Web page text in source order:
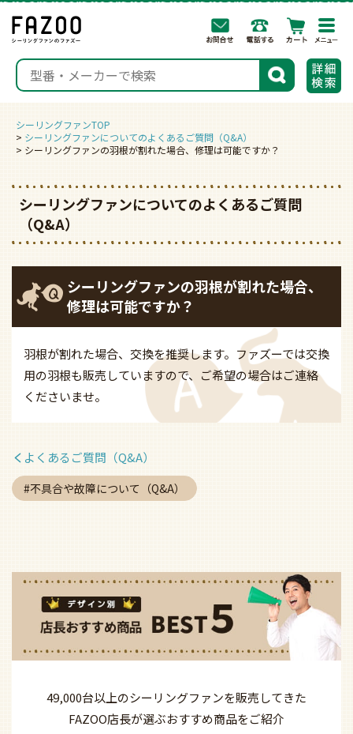
検索
シーリングファンTOP
シーリングファンについてのよくあるご質問（Q&A）
シーリングファンの羽根が割れた場合、修理は可能ですか？
シーリングファンについてのよくあるご質問
（Q&A）
シーリングファンの羽根が割れた場合、
修理は可能ですか？
羽根が割れた場合、交換を推奨します。ファズーでは交換
用の羽根も販売していますので、ご希望の場合はご連絡
くださいませ。
よくあるご質問（Q&A）
不具合や故障について（Q&A）
49,000台以上のシーリングファンを販売してきた
FAZOO店長が選ぶおすすめ商品をご紹介